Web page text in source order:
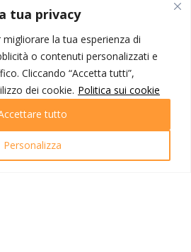
tua privacy
la tua esperienza di
o contenuti personalizzati e
Cliccando “Accetta tutti”,
dei cookie. Politica sui cookie
Personalizza
tutto
IOT VIAGGI
Corporate
Contatti
PRODOTTI